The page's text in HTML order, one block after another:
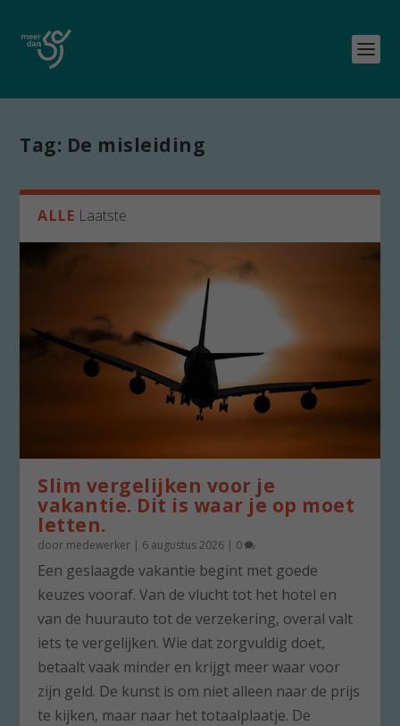
Tag: De misleiding
ALLE Laatste
Slim vergelijken voor je
vakantie. Dit is waar je op moet
letten.
door medewerker | 6 augustus 2026 | 0
Een geslaagde vakantie begint met goede
keuzes vooraf. Van de vlucht tot het hotel en
van de huurauto tot de verzekering, overal valt
iets te vergelijken. Wie dat zorgvuldig doet,
betaalt vaak minder en krijgt meer waar voor
zijn geld. De kunst is om niet alleen naar de prijs
te kijken, maar naar het totaalplaatje. De